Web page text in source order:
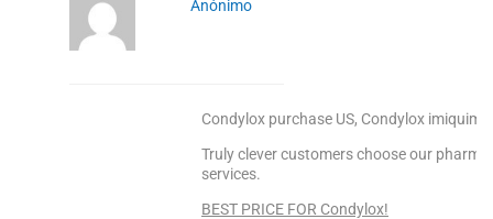
Anónimo
Condylox purchase US, Condylox
Truly clever customers choose our
services.
BEST PRICE FOR Condylox!